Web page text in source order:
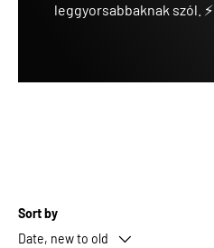
leggyorsabbaknak szól. ⚡
Sort by
Date, new to old